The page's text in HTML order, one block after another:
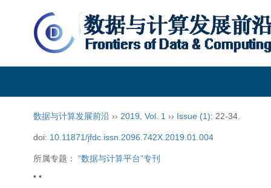
数据与计算发展前沿 ›› 2019 Vol. 1 ›› Issue (1): 22-34.
doi: 10.11871/jfdc.issn.2096.742X.2019.01.004
所属专题： “数据与计算平台”专刊
• •